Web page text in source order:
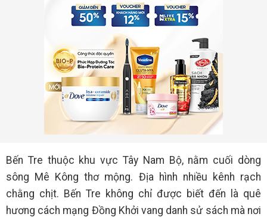
Bến Tre thuộc khu vực Tây Nam Bộ, nằm cuối dòng
sông Mê Kông thơ mộng. Địa hình nhiều kênh rạch
chằng chịt. Bến Tre không chỉ được biết đến là quê
hương cách mạng Đồng Khởi vang danh sử sách mà nơi